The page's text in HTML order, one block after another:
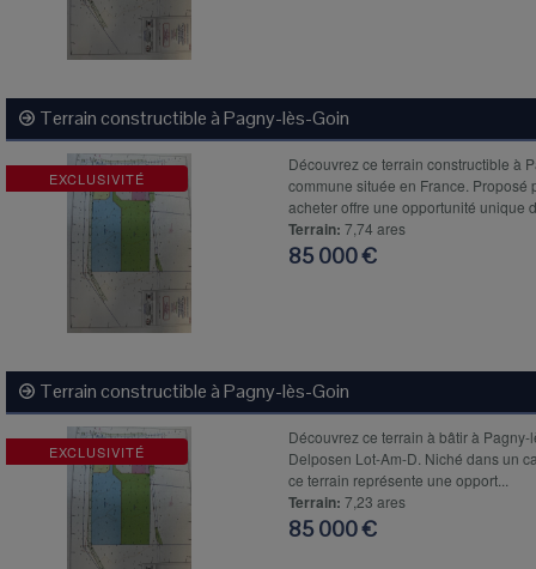
Terrain constructible àPagny-lès-Goin
EXCLUSIVITÉ
Découvrez ce terrain constructible à
commune située en France.
acheter offre une opportunité unique
Terrain: 7,74 ares
85 000 €
Terrain constructible àPagny-lès-Goin
EXCLUSIVITÉ
Découvrez ce terrain à bâtir à
Delposen Lot-Am-D. Niché dans un
ce terrain représente une opport...
Terrain: 7,23 ares
85 000 €